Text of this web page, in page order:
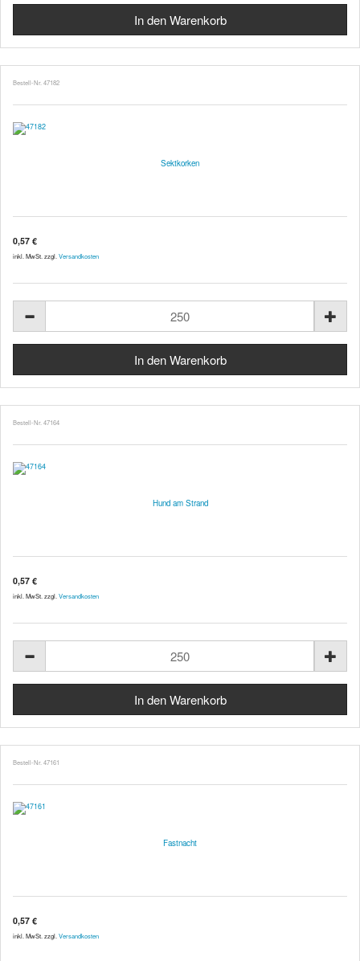
Bestell-Nr. 47182
Sektkorken
0,57 €
inkl. MwSt. zzgl. Versandkosten
Bestell-Nr. 47164
Hund am Strand
0,57 €
inkl. MwSt. zzgl. Versandkosten
Bestell-Nr. 47161
Fastnacht
0,57 €
inkl. MwSt. zzgl. Versandkosten